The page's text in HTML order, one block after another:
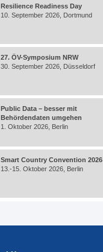
Resilience Readiness Day
10. September 2026, Dortmund
27. ÖV-Symposium NRW
30. September 2026, Düsseldorf
Public Data – besser mit
Behördendaten umgehen
1. Oktober 2026, Berlin
Smart Country Convention 2026
13.-15. Oktober 2026, Berlin